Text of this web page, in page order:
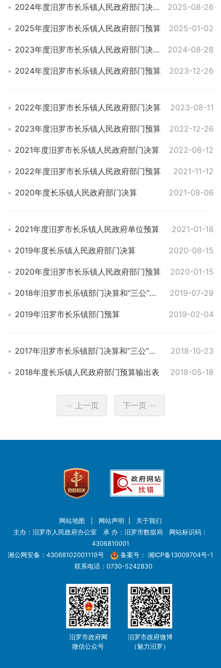
2024年度汨罗市长乐镇人民政府部门决算 2025-08-26
2025年度汨罗市长乐镇人民政府部门预算 2025-01-02
2023年度汨罗市长乐镇人民政府部门决算 2024-08-28
2024年度汨罗市长乐镇人民政府部门预算 2023-12-26
2022年度汨罗市长乐镇人民政府部门决算 2023-08-11
2023年度汨罗市长乐镇人民政府部门预算 2022-12-26
2021年度汨罗市长乐镇人民政府部门决算 2022-08-12
2022年度汨罗市长乐镇人民政府部门预算 2021-11-12
2020年度长乐镇人民政府部门决算 2021-08-06
2021年度汨罗市长乐镇人民政府单位预算 2021-01-18
2019年度长乐镇人民政府部门决算 2020-08-15
2020年度汨罗市长乐镇人民政府部门预算 2020-01-15
2018年汨罗市长乐镇部门决算和“三公”经费决算公开表 2019-07-29
2019年汨罗市长乐镇部门预算 2019-02-04
2017年汨罗市长乐镇部门决算和“三公”经费决算公开表 2018-10-23
2018年度长乐镇人民政府部门预算输出表 2018-05-18
<< 上一页 下一页 >>
网站地图 网站声明
关于我们
主办：汨罗市人民政府办公室 承 办：汨罗市数据局 网站标识码：
4306810001
湘公网安备：43068102001119号
备案号： 湘ICP备13009704号-1
联系电话：0730-5242830
汨罗市政府网
微信公众号
汨罗市政府微博
（魅力汨罗）